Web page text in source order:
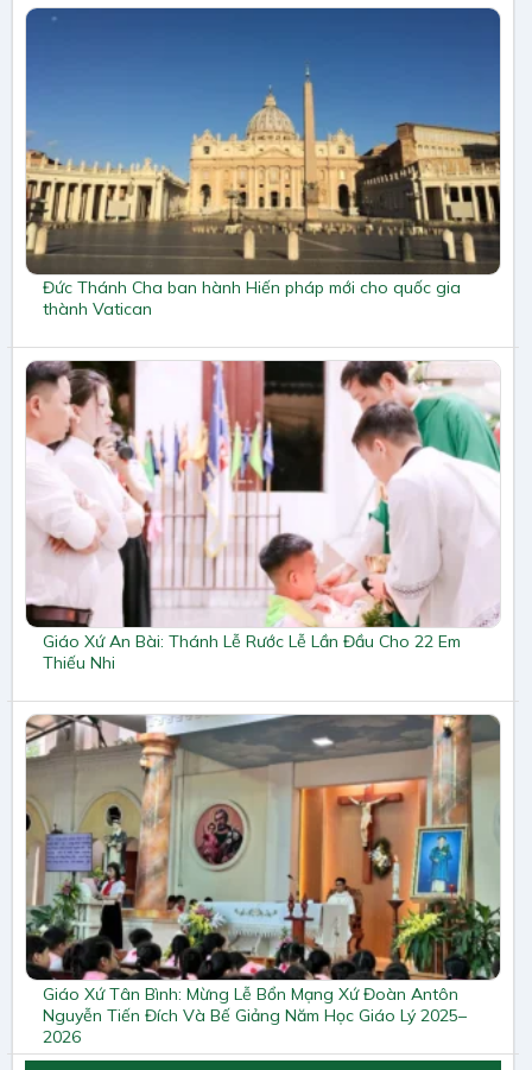
Đức Thánh Cha ban hành Hiến pháp mới cho quốc gia
thành Vatican
Giáo Xứ An Bài: Thánh Lễ Rước Lễ Lần Đầu Cho 22 Em
Thiếu Nhi
Giáo Xứ Tân Bình: Mừng Lễ Bổn Mạng Xứ Đoàn Antôn
Nguyễn Tiến Đích Và Bế Giảng Năm Học Giáo Lý 2025–
2026